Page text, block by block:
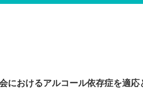
におけるアルコール依存症を適